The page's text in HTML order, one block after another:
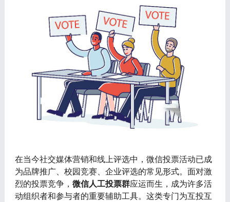
在当今社交媒体营销和线上评选中，微信投票活动已成
为品牌推广、校园竞赛、企业评选的常见形式。面对激
烈的投票竞争， 微信人工投票群应运而生，成为许多活
动组织者和参与者的重要辅助工具。这类专门为互投互